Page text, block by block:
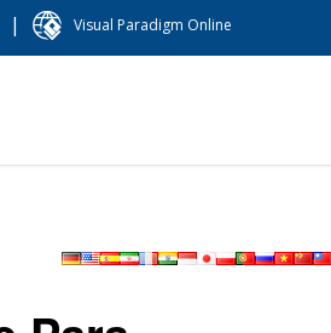
| Visual Paradigm Online